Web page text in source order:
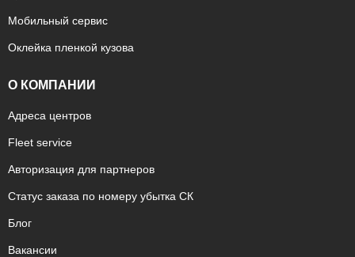
Мобильный сервис
Оклейка пленкой кузова
О КОМПАНИИ
Адреса центров
Fleet service
Авторизация для партнеров
Статус заказа по номеру убытка СК
Блог
Вакансии